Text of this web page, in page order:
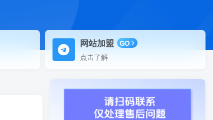
网站加盟 GO
点击了解